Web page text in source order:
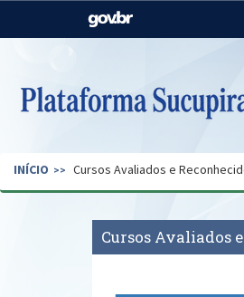
Casa Civil
Pecuária e Abastecimento
Secretaria de Governo
INÍCIO Cursos Avaliados e
Cursos Avaliados